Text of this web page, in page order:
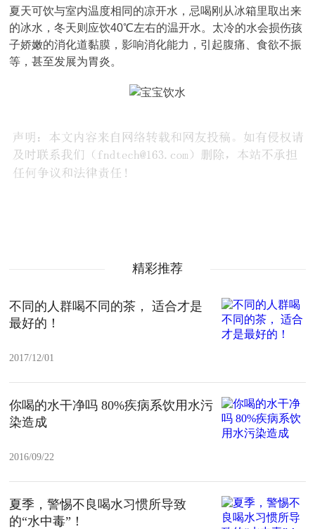
夏天可饮与室内温度相同的凉开水，忌喝刚从冰箱里取出来
的冰水，冬天则应饮40℃左右的温开水。太冷的水会损伤孩
子娇嫩的消化道黏膜，影响消化能力，引起腹痛、食欲不振
等，甚至发展为胃炎。
精彩推荐
不同的人群喝不同的茶， 适合才是
最好的！
2017/12/01
你喝的水干净吗 80%疾病系饮用水污
染造成
2016/09/22
夏季，警惕不良喝水习惯所导致
的“水中毒”！